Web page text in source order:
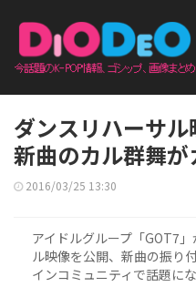
ダンスリハーサ
新曲のカル群舞
2016/03/25 13:30
アイドルグループ「GOT7
ル映像を公開、新曲の振り
インコミュニティで話題にな